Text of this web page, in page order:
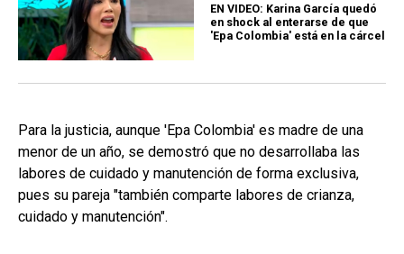
EN VIDEO: Karina García quedó
en shock al enterarse de que
'Epa Colombia' está en la cárcel
Para la justicia, aunque 'Epa Colombia' es madre de una
menor de un año, se demostró que no desarrollaba las
labores de cuidado y manutención de forma exclusiva,
pues su pareja "también comparte labores de crianza,
cuidado y manutención".